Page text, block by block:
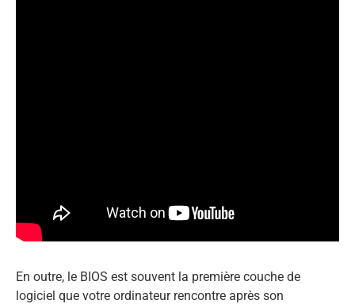
En outre, le BIOS est souvent la première couche de
logiciel que votre ordinateur rencontre après son